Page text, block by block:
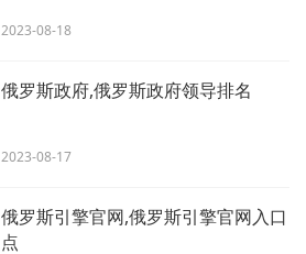
2023-08-18
俄罗斯政府,俄罗斯政府领导排名
2023-08-17
俄罗斯引擎官网,俄罗斯引擎官网入口
点